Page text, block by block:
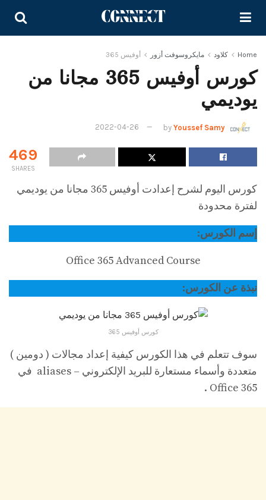
Home كلاود مايكروسوفت أزور أوفيس 365
كورس أوفيس 365 مجانا من
يوديمي
by Youssef Samy
2022-04-26
469
SHARES
كورس اليوم لشرح إعدادت أوفيس 365 مجانا من يوديمي
لفترة محدودة
إسم الكورس:
Office 365 Advanced Course
نبذة عن الكورس:
كورس أوفيس 365
سوف تتعلم في هذا الكورس كيفية إعداد مجالات ( دومين )
متعددة وأسماء مستعارة للبريد الإلكتروني – aliases في
Office 365 .